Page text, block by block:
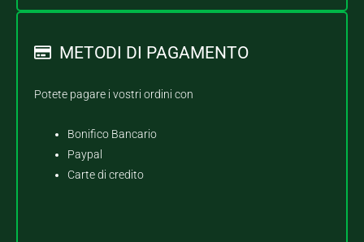
METODI DI PAGAMENTO
Potete pagare i vostri ordini con
Bonifico Bancario
Paypal
Carte di credito